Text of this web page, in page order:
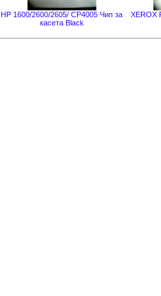
HP 1600/2600/2605/ CP4005 Чип за
касета Black
XEROX